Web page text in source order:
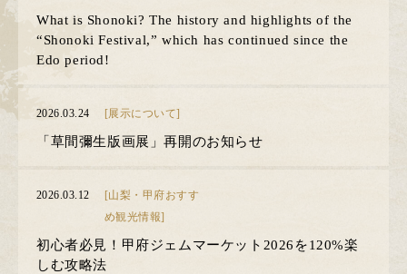
What is Shonoki? The history and highlights of the
“Shonoki Festival,” which has continued since the
Edo period!
2026.03.24 [展示について]
「草間彌生版画展」再開のお知らせ
2026.03.12
[山梨・甲府おすす
め観光情報]
初心者必見！甲府ジェムマーケット2026を120%楽
しむ攻略法